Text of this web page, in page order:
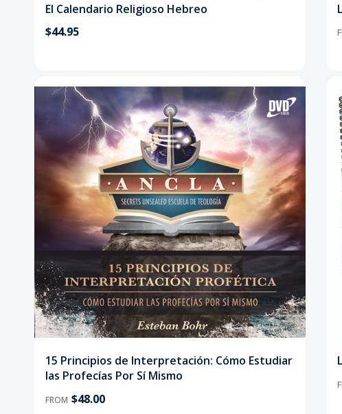
El Calendario Religioso Hebreo
$44.95
15 Principios de Interpretación: Cómo Estudiar
las Profecías Por Sí Mismo
FROM $48.00